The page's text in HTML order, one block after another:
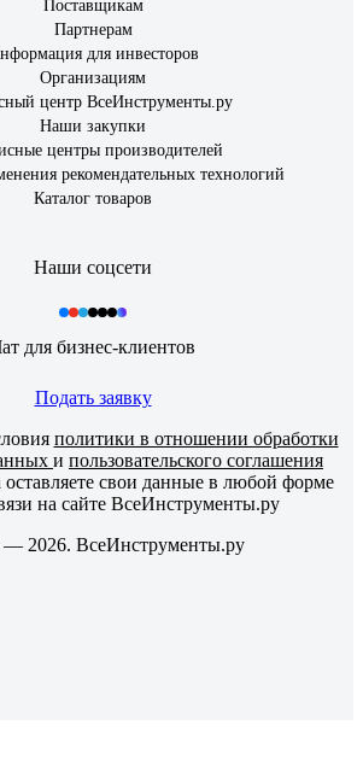
Поставщикам
Партнерам
для инвесторов
Организациям
центр ВсеИнструменты.ру
Наши закупки
центры производителей
рекомендательных технологий
Каталог товаров
Наши соцсети
для бизнес-клиентов
Подать заявку
политики в отношении обработки
и пользовательского соглашения
оставляете свои данные в любой форме
на сайте ВсеИнструменты.ру
2026. ВсеИнструменты.ру